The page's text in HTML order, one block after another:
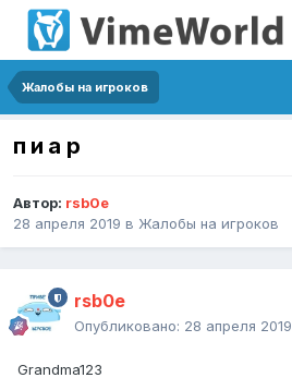
Жалобы на игроков
п и а р
Автор: rsb0e
28 апреля 2019 в Жалобы на игроков
rsb0e
Опубликовано: 28 апреля 2019
Grandma123